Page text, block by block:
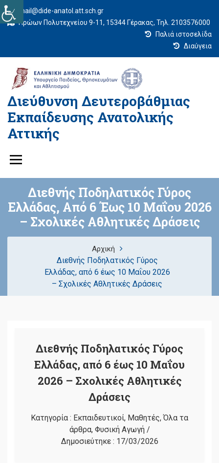
mail@dide-anatol.att.sch.gr
Ηρώων Πολυτεχνείου 9-11, 15344 Γέρακας, Τηλ. 2103576000
Παλιά ιστοσελίδα
Διαύγεια
Διεύθυνση Δευτεροβάθμιας
Εκπαίδευσης Ανατολικής
Αττικής
Διεθνής Ποδηλατικός Γύρος
Ελλάδας, Από 6 Έως 10 Μαΐου 2026
– Σχολικές Αθλητικές Δράσεις
Αρχική
Διεθνής Ποδηλατικός Γύρος
Ελλάδας, από 6 έως 10 Μαΐου 2026
– Σχολικές Αθλητικές Δράσεις
Διεθνής Ποδηλατικός Γύρος
Ελλάδας, από 6 έως 10 Μαΐου
2026 – Σχολικές Αθλητικές
Δράσεις
Κατηγορία : Εκπαιδευτικοί, Μαθητές,Όλα τα
άρθρα, Φυσική Αγωγή/
Δημοσιεύτηκε : 17/03/2026